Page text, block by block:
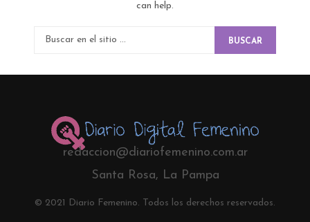
can help.
BUSCAR
redaccion@diariofemenino.com.ar
Santa Rosa, La Pampa
© 2021 Diario Femenino. Todos los derechos reservados.